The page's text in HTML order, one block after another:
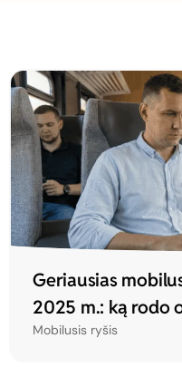
Geriausias
2025 m.: ką rodo
Mobilusis ryšis